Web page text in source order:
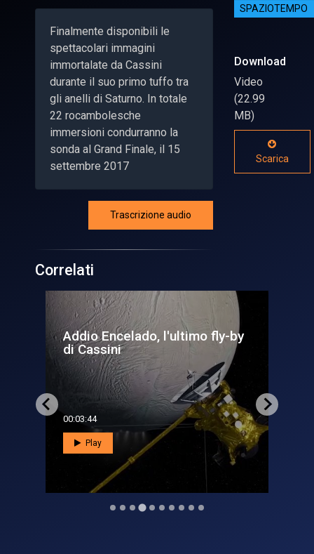
Finalmente disponibili le
spettacolari immagini
immortalate da Cassini
durante il suo primo tuffo tra
gli anelli di Saturno. In totale
22 rocambolesche
immersioni condurranno la
sonda al Grand Finale, il 15
settembre 2017
Trascrizione audio
SPAZIOTEMPO
Download
Video
(22.99
MB)
Scarica
Correlati
Cassini, melodia tra gli
anelli
00:02:12